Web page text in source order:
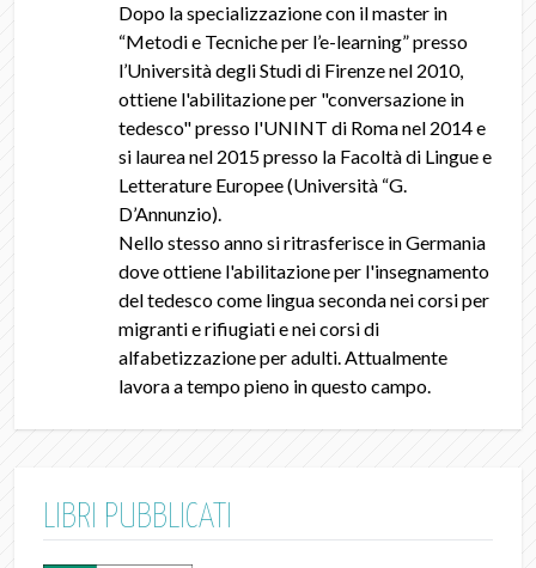
Dopo la specializzazione con il master in
“Metodi e Tecniche per l’e-learning” presso
l’Università degli Studi di Firenze nel 2010,
ottiene l'abilitazione per "conversazione in
tedesco" presso l'UNINT di Roma nel 2014 e
si laurea nel 2015 presso la Facoltà di Lingue e
Letterature Europee (Università “G.
D’Annunzio).
Nello stesso anno si ritrasferisce in Germania
dove ottiene l'abilitazione per l'insegnamento
del tedesco come lingua seconda nei corsi per
migranti e rifiugiati e nei corsi di
alfabetizzazione per adulti. Attualmente
lavora a tempo pieno in questo campo.
LIBRI PUBBLICATI